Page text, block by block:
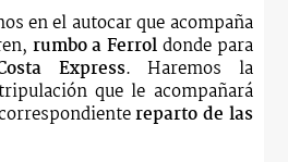
en el autocar que acompaña
rumbo a Ferrol donde para
Express. Haremos la
que le acompañará
reparto de las